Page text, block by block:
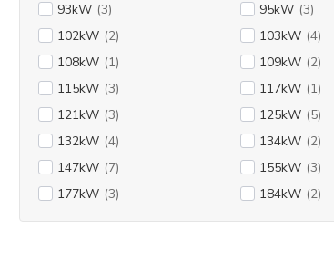
93kW (3) 95kW (3)
102kW (2) 103kW (4)
108kW (1) 109kW (2)
115kW (3) 117kW (1)
121kW (3) 125kW (5)
132kW (4) 134kW (2)
147kW (7) 155kW (3)
177kW (3) 184kW (2)